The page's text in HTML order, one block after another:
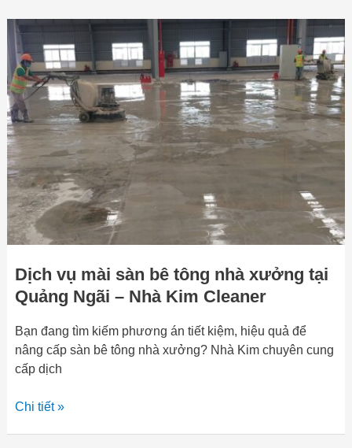
Dịch vụ mài sàn bê tông nhà xưởng tại
Quảng Ngãi – Nhà Kim Cleaner
Bạn đang tìm kiếm phương án tiết kiệm, hiệu quả để
nâng cấp sàn bê tông nhà xưởng? Nhà Kim chuyên cung
cấp dịch
Dịch
vụ
mài
sàn
bê
tông
nhà
xưởng
tại
Quảng
Ngãi
–
Kim
Cleaner
Chi tiết »